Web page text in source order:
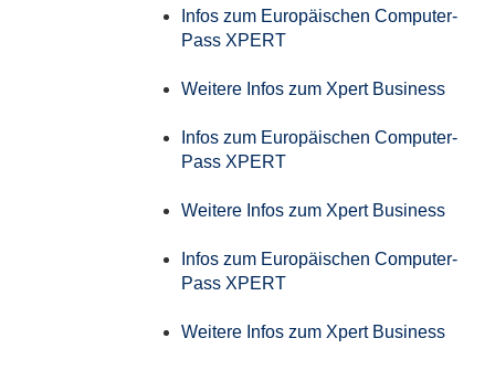
Infos zum Europäischen Computer-
Pass XPERT
Weitere Infos zum Xpert Business
Infos zum Europäischen Computer-
Pass XPERT
Weitere Infos zum Xpert Business
Infos zum Europäischen Computer-
Pass XPERT
Weitere Infos zum Xpert Business